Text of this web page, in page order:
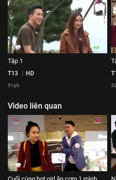
Tập 1
T13 HD
51ph
Video liên quan
Cuối cùng hot girl ăn cơm 1 mình